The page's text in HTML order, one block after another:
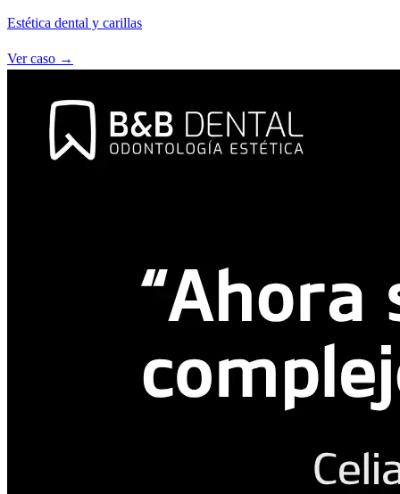
Estética dental y carillas
Ver caso →